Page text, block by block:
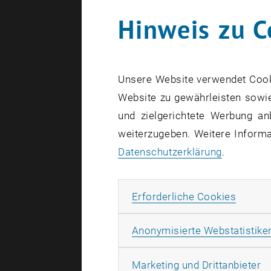
E-Mail:
1040 Wien
Hinweis zu
Unsere Website verwendet
Website zu gewährleisten
und zielgerichtete Werbung
weiterzugeben. Weitere
Datenschutzerklärung.
Erforderliche Cookies
Anonymisierte
Marketing und Drittanbieter